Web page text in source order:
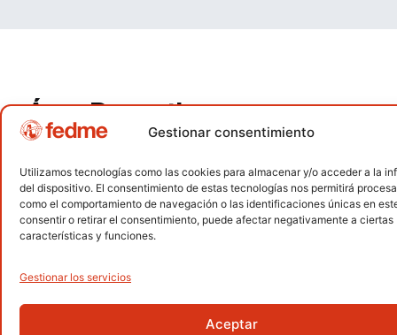
Gestionar consentimiento
Utilizamos tecnologías como las cookies para almacenar y/o acceder a la
del dispositivo. El consentimiento de estas tecnologías nos permitirá
como el comportamiento de navegación o las identificaciones únicas en
consentir o retirar el consentimiento, puede afectar negativamente a ciertas
características y funciones.
Gestionar los servicios
Aceptar
Área Deportiva
Senderismo
.